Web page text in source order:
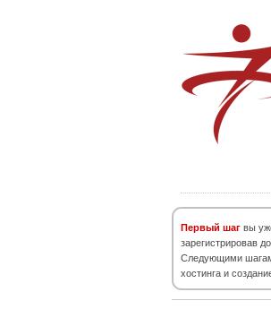
Первый шаг вы
зарегистрировав
Следующими
хостинга и